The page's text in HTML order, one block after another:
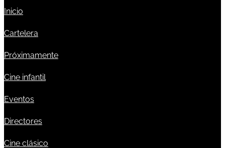
Inicio
Cartelera
Próximamente
Cine infantil
Eventos
Directores
Cine clásico